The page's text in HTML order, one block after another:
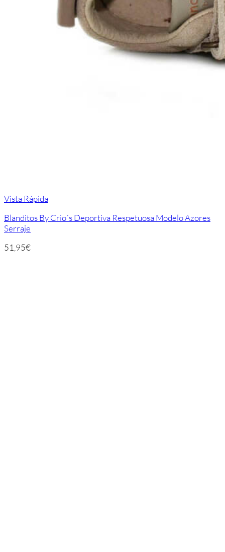
Vista Rápida
Blanditos By Crio´s Deportiva Respetuosa Modelo Azores
Serraje
51,95€